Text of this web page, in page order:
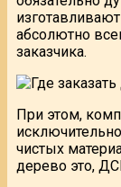
абсолютно
заказчика.
При этом,
чистых
дерево это,